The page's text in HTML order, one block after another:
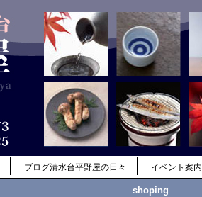
ブログ清水台平野屋の日々 イベント案内
shoping